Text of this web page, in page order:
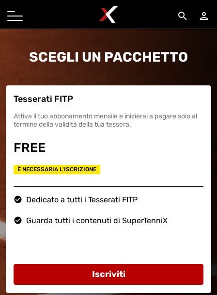
search person
SCEGLI UN PACCHETTO
Tesserati FITP
Attiva il tuo abbonamento mensile e inizierai a pagare solo al
termine della validità della tua tessera.
FREE
È NECESSARIA L'ISCRIZIONE
check_circle Dedicato a tutti i Tesserati FITP
check_circle Guarda tutti i contenuti di SuperTenniX
Iscriviti